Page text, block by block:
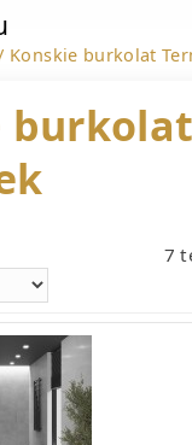
Konskie burkolat
burkolat
7